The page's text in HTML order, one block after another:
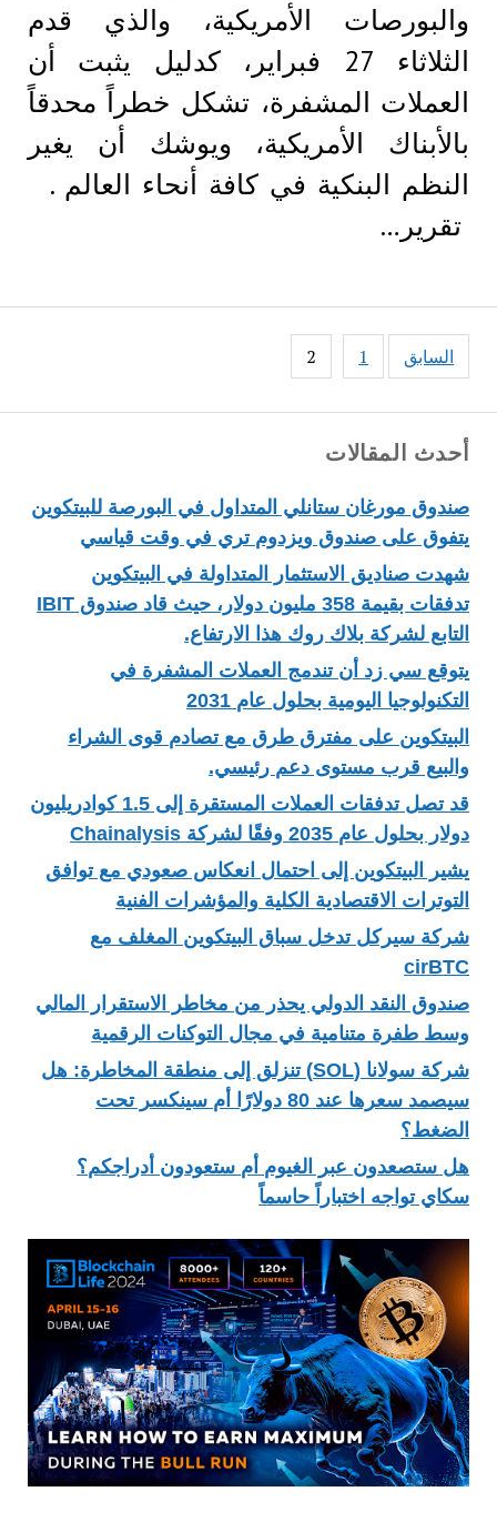
أحدث المقالات
صندوق مورغان ستانلي المتداول في البورصة للبيتكوين
يتفوق على صندوق ويزدوم تري في وقت قياسي
شهدت صناديق الاستثمار المتداولة في البيتكوين
تدفقات بقيمة 358 مليون دولار، حيث قاد صندوق IBIT
التابع لشركة بلاك روك هذا الارتفاع.
يتوقع سي زد أن تندمج العملات المشفرة في
التكنولوجيا اليومية بحلول عام 2031
البيتكوين على مفترق طرق مع تصادم قوى الشراء
والبيع قرب مستوى دعم رئيسي.
قد تصل تدفقات العملات المستقرة إلى 1.5 كوادريليون
دولار بحلول عام 2035 وفقًا لشركة Chainalysis
يشير البيتكوين إلى احتمال انعكاس صعودي مع توافق
التوترات الاقتصادية الكلية والمؤشرات الفنية
شركة سيركل تدخل سباق البيتكوين المغلف مع
cirBTC
صندوق النقد الدولي يحذر من مخاطر الاستقرار المالي
وسط طفرة متنامية في مجال التوكنات الرقمية
شركة سولانا (SOL) تنزلق إلى منطقة المخاطرة: هل
سيصمد سعرها عند 80 دولارًا أم سينكسر تحت
الضغط؟
هل ستصعدون عبر الغيوم أم ستعودون أدراجكم؟
سكاي تواجه اختباراً حاسماً
والبورصات الأمريكية، والذي قدم
الثلاثاء 27 فبراير، كدليل يثبت أن
العملات المشفرة، تشكل خطراً محدقاً
بالأبناك الأمريكية، ويوشك أن يغير
النظم البنكية في كافة أنحاء العالم .
تقرير…
Posts
pagination
السابق 1
2